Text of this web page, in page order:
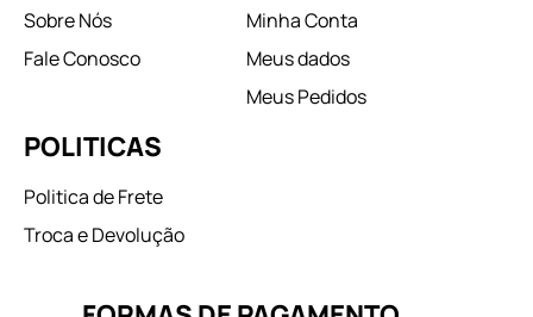
Sobre Nós
Fale Conosco
Minha Conta
Meus dados
Meus Pedidos
POLITICAS
Politica de Frete
Troca e Devolução